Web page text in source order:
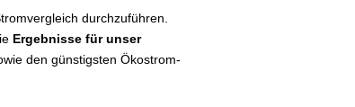
durchzuführen.
Ergebnisse für unser
den günstigsten Ökostrom-